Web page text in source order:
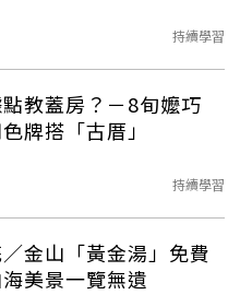
持續學習
教蓋房？－8旬嬤巧
牌搭「古厝」
持續學習
金山「黃金湯」免費
美景一覽無遺